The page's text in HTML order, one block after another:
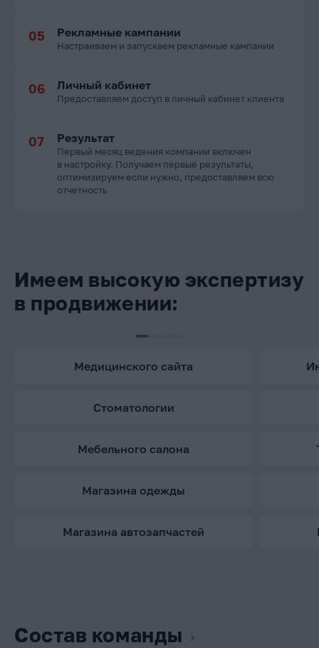
Рекламные кампании
Настраиваем и запускаем рекламные кампании
Личный кабинет
Предоставляем доступ в личный кабинет клиента
Результат
Первый месяц ведения компании включен
в настройку. Получаем первые результаты,
оптимизируем если нужно, предоставляем всю
отчетность
Имеем высокую экспертизу
в продвижении:
медицинского сайта
стоматологии
мебельного салона
магазина одежды
магазина автозапчастей
Состав команды